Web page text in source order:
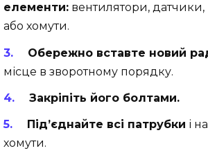
елементи: вентилятори, датчики,
або хомути.
Обережно вставте новий
місце в зворотному порядку.
Закріпіть його болтами.
Під’єднайте всі патрубки і
хомути.